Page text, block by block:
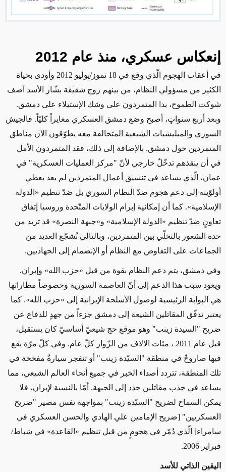
إنعكاس عسكري، منذ عام
في أعقاب الهجوم الّذي وقع في 18 تموز/يوليو 2012 وأودى بحياة
الكثير من مسؤولي النظام، من بينهم زوج شقيقة بشّار الأسد آصف
شوكت الطموح، بدا المتمردون على وشك الإستيلاء على دمشق.
وبعد أربع سنواتٍ، أصبح وضع دمشق العسكري مغايراً كليّاً. فالجيش
السوري والميليشيات الشيعية المتحالفة معه يطوّقون الآن مناطق
المتمردين حول دمشق. بالإضافة إلى ذلك، فقد المتمردون الأمل
في أن ينقذهم تدخّلٌ خارجي لأنّ "مركز العمليات العسكرية" في
عمان، الّذي يساعد في تنسيق أعمال المتمردين لم يعد يعطي
أولوّيته إلى دعم هجوم ضدّ النظام السوري بل ضدّ تنظيم «الدولة
الإسلامية». كما أن إمكانية إبرام الولايات المتّحدة وروسيا إتفاق
تعاونٍ ضدّ تنظيم «الدولة الإسلامية» و«جبهة النصرة» قد تزيد من
حدة الشعور بالتخلّي بين المتمردين، وبالتالي تُشجّع العديد من
الجماعات على التفاوض مع النظام أو الإنضمام إلى الجهاديين.
وفي دمشق، يتم دعم النظام بقوة من قبل «حزب الله» وإيران.
ويعود سبب هذا الدعم إلى أنّ العاصمة السورية وخصوصاً مطاراتها
هي البوابة الرئيسية لوصول الأسلحة الإيرانية إلى «حزب الله». كما
يعتبر تدفّق المقاتلين الشيعة إلى دمشق جزءاً من جهدٍ للدفاع عن
ضريح "السيدة زينب" وهو موقع حج شيعيّ أساسيّ كان يستقبل،
قبل عام 2011 ، مئات الآلاف من الزّوار كلّ عام. وفي كلّ مرّة يقع
فيها صاروخٌ في منطقة "السيّدة زينب" أو تنفجر سيارةٌ مفخخة في
تلك المنطقة، تتردد أصداء الخبر في جميع أنحاء العالم الشيعي، مما
يساعد في جذب مقاتلين جدد إلى الجبهة. أمّا بالنسبة لإيران، فلا
يمكن السماح لضريح "السيّدة زينب" بمواجهة نفس مصير "ضريح
العسكريين" [ضريح الإمامين علي الهادي والحسن العسكري في
سامراء] الّذي دُمّر في هجومٍ من قبل تنظيم «القاعدة» في شباط/
فبراير 2006.
اليقين الذاتي للأسد